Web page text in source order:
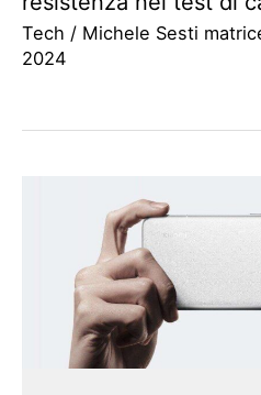
Tech / Michele Sesti
2024